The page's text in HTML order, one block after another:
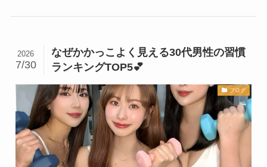
なぜかかっこよく見える30代男性の習慣
ランキングTOP5💕
2026
7/30
ブログ